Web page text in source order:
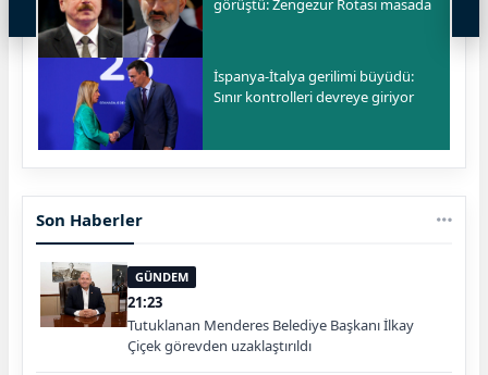
görüştü: Zengezur Rotası masada
İspanya-İtalya gerilimi büyüdü:
Sınır kontrolleri devreye giriyor
Son Haberler
GÜNDEM
21:23
Tutuklanan Menderes Belediye Başkanı İlkay
Çiçek görevden uzaklaştırıldı